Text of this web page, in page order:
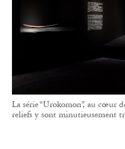
La série “Urokomon”, au cœur
reliefs y sont minutieusement